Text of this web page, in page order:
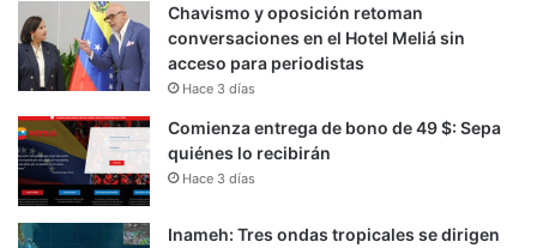
Chavismo y oposición retoman
conversaciones en el Hotel Meliá sin
acceso para periodistas
Hace 3 días
Comienza entrega de bono de 49 $: Sepa
quiénes lo recibirán
Hace 3 días
Inameh: Tres ondas tropicales se dirigen